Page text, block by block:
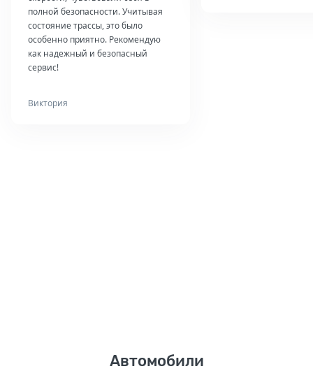
полной безопасности. Учитывая
состояние трассы, это было
особенно приятно. Рекомендую
как надежный и безопасный
сервис!
Виктория
Автомобили